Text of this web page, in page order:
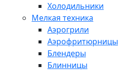
Холодильники
Мелкая техника
Аэрогрили
Аэрофритюрницы
Блендеры
Блинницы